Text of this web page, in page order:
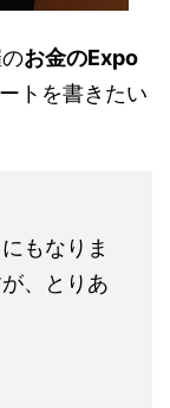
お金のExpo
トを書きたい
もなりま
、とりあ